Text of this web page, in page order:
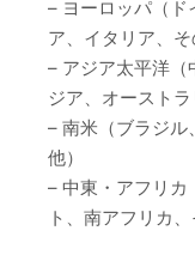
– ヨーロッパ（ド
ア、イタリア、そ
– アジア太平洋（
ジア、オーストラ
– 南米（ブラジ
他）
– 中東・アフリカ
ト、南アフリカ、